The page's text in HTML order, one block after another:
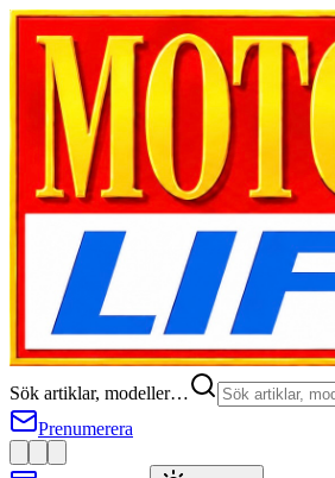
Sök artiklar, modeller…
Prenumerera